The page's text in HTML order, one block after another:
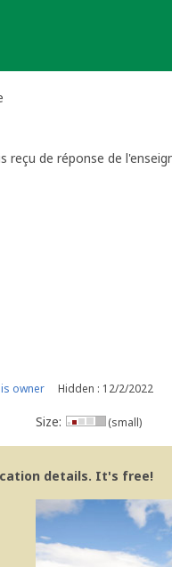
reçu de réponse de
assurer la maintenance
owner Hidden : 12/2/2022
Size: (small)
details. It's free!